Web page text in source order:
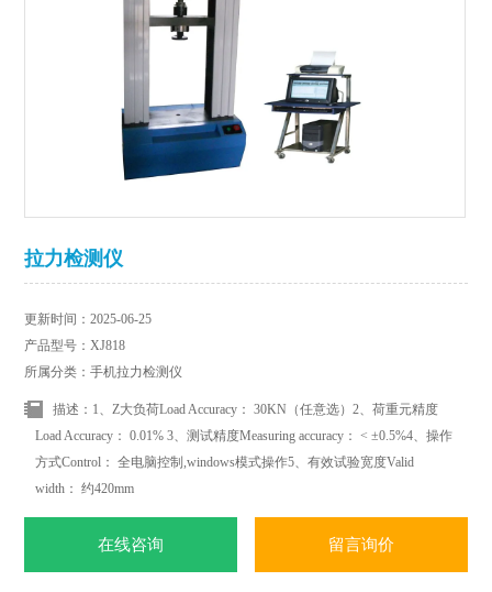
拉力检测仪
更新时间：2025-06-25
产品型号：XJ818
所属分类：手机拉力检测仪
描述：1、Z大负荷Load Accuracy： 30KN（任意选）2、荷重元精度
Load Accuracy： 0.01% 3、测试精度Measuring accuracy： < ±0.5%4、操作
方式Control： 全电脑控制,windows模式操作5、有效试验宽度Valid
width： 约420mm
在线咨询 留言询价